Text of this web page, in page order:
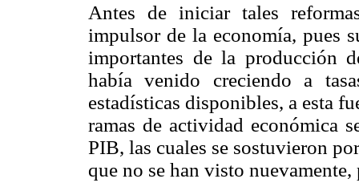
Antes de iniciar tales
impulsor de la economía, pues
importantes de la producción
había venido creciendo a
estadísticas disponibles, a esta
ramas de actividad económica
PIB, las cuales se sostuvieron
que no se han visto